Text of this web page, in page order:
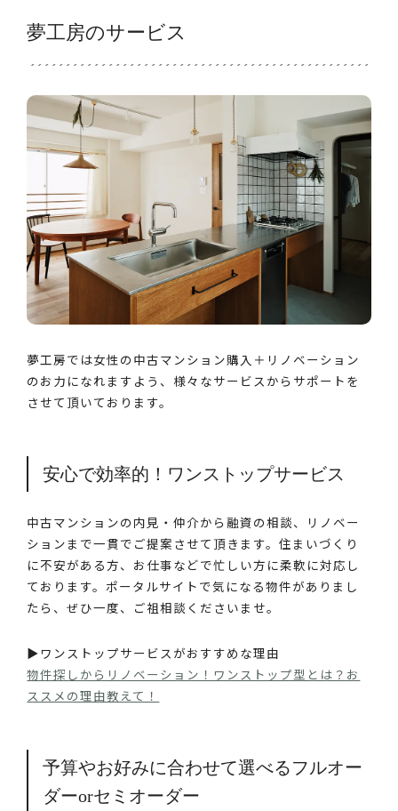
夢工房のサービス
夢工房では女性の中古マンション購入＋リノベーション
のお力になれますよう、様々なサービスからサポートを
させて頂いております。
安心で効率的！ワンストップサービス
中古マンションの内見・仲介から融資の相談、リノベー
ションまで一貫でご提案させて頂きます。住まいづくり
に不安がある方、お仕事などで忙しい方に柔軟に対応し
ております。ポータルサイトで気になる物件がありまし
たら、ぜひ一度、ご祖相談くださいませ。
▶︎ワンストップサービスがおすすめな理由
物件探しからリノベーション！ワンストップ型とは？お
ススメの理由教えて！
予算やお好みに合わせて選べるフルオー
ダーorセミオーダー